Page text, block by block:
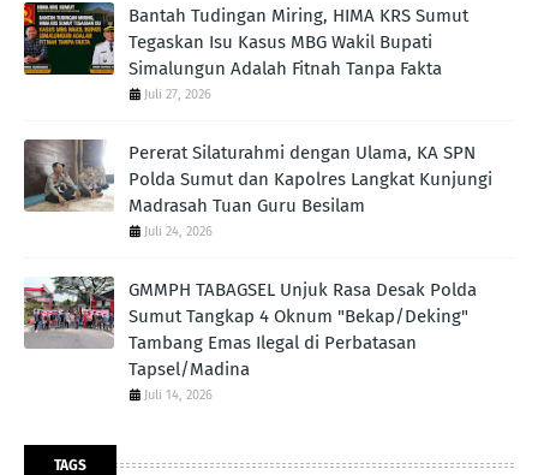
Bantah Tudingan Miring, HIMA KRS Sumut
Tegaskan Isu Kasus MBG Wakil Bupati
Simalungun Adalah Fitnah Tanpa Fakta
Juli 27, 2026
Pererat Silaturahmi dengan Ulama, KA SPN
Polda Sumut dan Kapolres Langkat Kunjungi
Madrasah Tuan Guru Besilam
Juli 24, 2026
GMMPH TABAGSEL Unjuk Rasa Desak Polda
Sumut Tangkap 4 Oknum "Bekap/Deking"
Tambang Emas Ilegal di Perbatasan
Tapsel/Madina
Juli 14, 2026
TAGS